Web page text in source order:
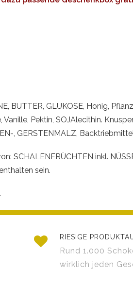
BUTTER, GLUKOSE, Honig,
Vanille, Pektin, SOJAlecithin.
, GERSTENMALZ,
SCHALENFRÜCHTEN inkl.
sein.
RIESIGE
Rund 1.000
wirklich jeden